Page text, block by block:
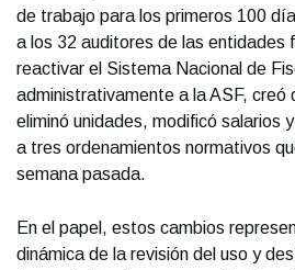
de trabajo para los primeros 100
a los 32 auditores de las entidades
reactivar el Sistema Nacional de
administrativamente a la ASF, creó
eliminó unidades, modificó salarios
a tres ordenamientos normativos
semana pasada.
En el papel, estos cambios
dinámica de la revisión del uso y